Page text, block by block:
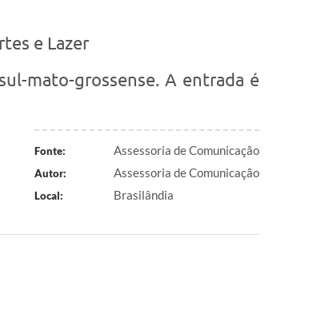
e Lazer
mato-grossense. A entrada é
Fonte: Assessoria de Comunicação
Autor: Assessoria de Comunicação
Local: Brasilândia